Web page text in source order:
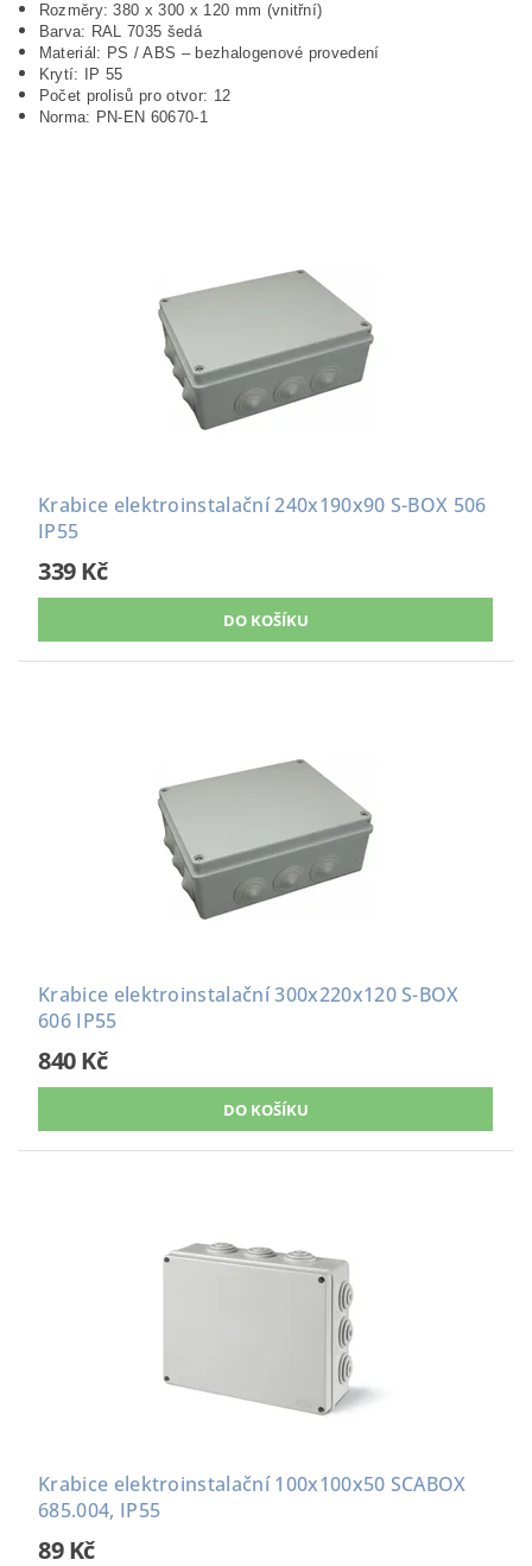
Rozměry: 380 x 300 x 120 mm (vnitřní)
Barva: RAL 7035 šedá
Materiál: PS / ABS – bezhalogenové provedení
Krytí: IP 55
Počet prolisů pro otvor: 12
Norma: PN-EN 60670-1
Krabice elektroinstalační 240x190x90 S-BOX 506
IP55
339 Kč
Krabice elektroinstalační 300x220x120 S-BOX
606 IP55
840 Kč
Krabice elektroinstalační 100x100x50 SCABOX
685.004, IP55
89 Kč